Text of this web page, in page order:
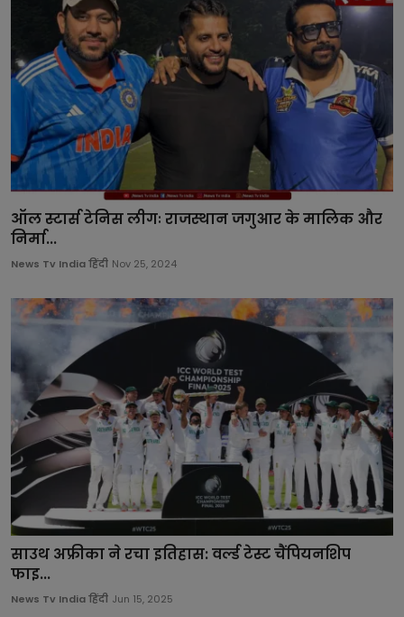
ऑल स्टार्स टेनिस लीगः राजस्थान जगुआर के मालिक और
निर्मा...
News Tv India हिंदी Nov 25, 2024
साउथ अफ्रीका ने रचा इतिहास: वर्ल्ड टेस्ट चैंपियनशिप
फाइ...
News Tv India हिंदी Jun 15, 2025